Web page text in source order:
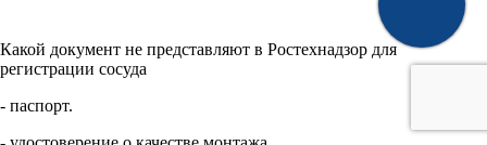
Какой документ не представляют в Ростехнадзор для
регистрации сосуда
- паспорт.